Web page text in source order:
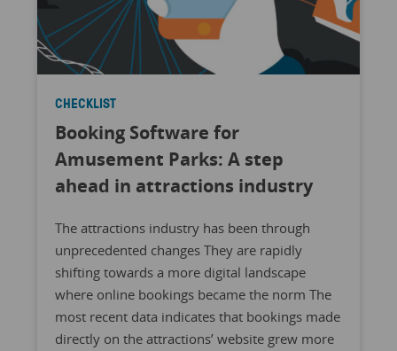
CHECKLIST
Booking Software for
Amusement Parks: A step
ahead in attractions industry
The attractions industry has been through
unprecedented changes They are rapidly
shifting towards a more digital landscape
where online bookings became the norm The
most recent data indicates that bookings made
directly on the attractions’ website grew more